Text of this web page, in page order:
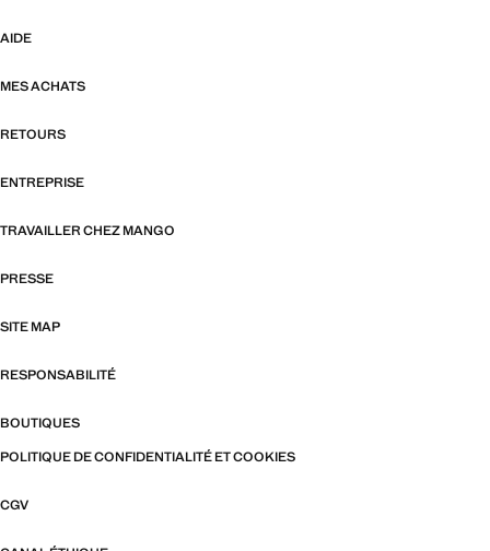
AIDE
MES ACHATS
RETOURS
ENTREPRISE
TRAVAILLER CHEZ MANGO
PRESSE
SITE MAP
RESPONSABILITÉ
BOUTIQUES
POLITIQUE DE CONFIDENTIALITÉ ET COOKIES
CGV